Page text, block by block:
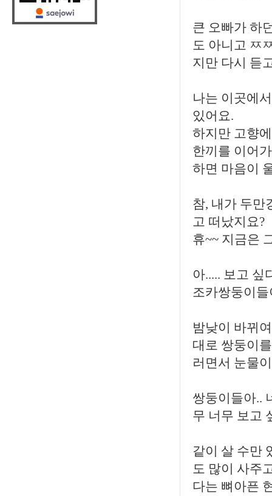
큰 오빠가 하
도 아니고 ㅉ
지만 다시 듣
나는 이곳에
있어요.
하지만 고향
한끼를 이어
하면 마음이
참, 내가 두만
고 떠났지요?
휴~~ 지금은
아..... 보고 싶
조카쌍둥이들
밤낮이 바뀌
대로 쌍둥이
러면서 눈물
쌍둥이들아..
무 너무 보고
같이 살 수만
도 많이 사주
다는 뼈아픈